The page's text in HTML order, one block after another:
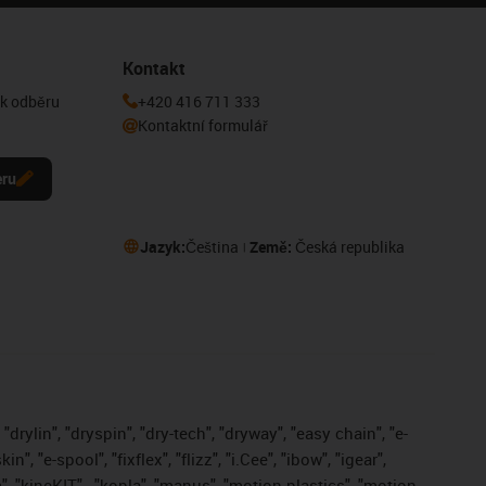
odběru
Kontakt
+420 416 711 333
Kontaktní formulář
Jazyk:Čeština Země: Česká republika
"dryspin", "dry-tech", "dryway", "easy chain", "e-
"e-spool", "fixflex", "flizz", "i.Cee", "ibow", "igear",